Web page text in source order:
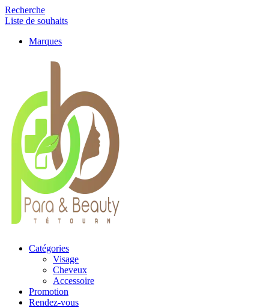
Recherche
Liste de souhaits
Marques
Catégories
Visage
Cheveux
Accessoire
Promotion
Rendez-vous